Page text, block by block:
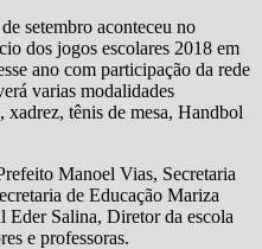
setembro aconteceu no
dos jogos escolares 2018 em
ano com participação da rede
varias modalidades
xadrez, tênis de mesa, Handbol
Manoel Vias, Secretaria
de Educação Mariza
Salina, Diretor da escola
e professoras.